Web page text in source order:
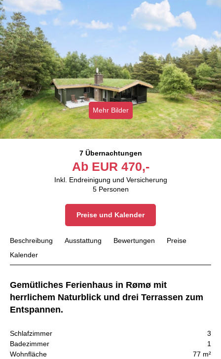
Mehr Bilder
7 Übernachtungen
Ab EUR 470,-
Inkl. Endreinigung und Versicherung
5 Personen
Preise und Kalender
Beschreibung Ausstattung Bewertungen
Preise
Kalender
Gemütliches Ferienhaus in Rømø mit
herrlichem Naturblick und drei Terrassen zum
Entspannen.
Schlafzimmer
3
Badezimmer
1
Wohnfläche
77 m²